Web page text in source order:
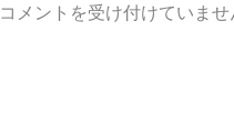
コメントを受け付けていませ